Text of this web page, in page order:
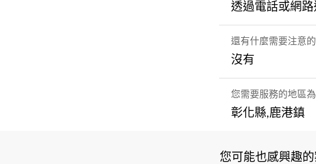
透過電話或網路
還有什麼需要注意
沒有
您需要服務的地區為
彰化縣,鹿港鎮
您可能也感興趣的